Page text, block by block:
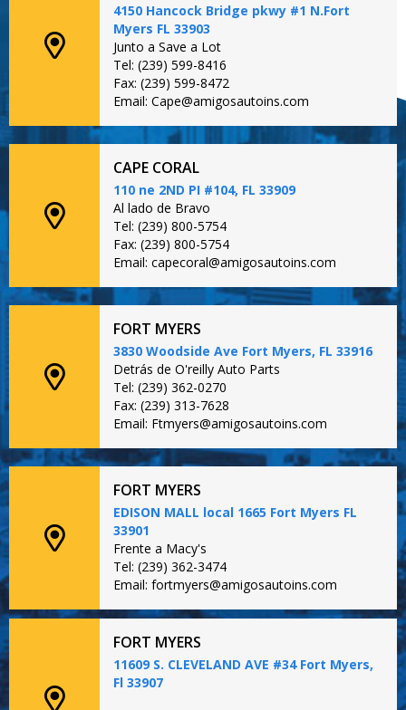
4150 Hancock Bridge pkwy #1 N.Fort
Myers FL 33903
Junto a Save a Lot
Tel: (239) 599-8416
Fax: (239) 599-8472
Email: Cape@amigosautoins.com
CAPE CORAL
110 ne 2ND PI #104, FL 33909
Al lado de Bravo
Tel: (239) 800-5754
Fax: (239) 800-5754
Email: capecoral@amigosautoins.com
FORT MYERS
3830 Woodside Ave Fort Myers, FL 33916
Detrás de O'reilly Auto Parts
Tel: (239) 362-0270
Fax: (239) 313-7628
Email: Ftmyers@amigosautoins.com
FORT MYERS
EDISON MALL local 1665 Fort Myers FL
33901
Frente a Macy's
Tel: (239) 362-3474
Email: fortmyers@amigosautoins.com
FORT MYERS
11609 S. CLEVELAND AVE #34 Fort Myers,
Fl 33907